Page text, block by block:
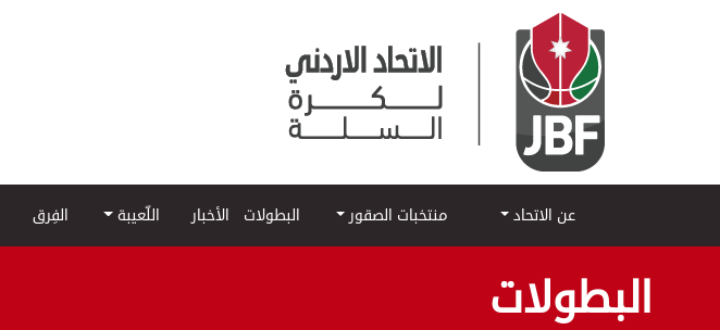
عن الاتحاد منتخبات الصقور البطولات الأخبار اللّعيبة الفِرق
البطولات